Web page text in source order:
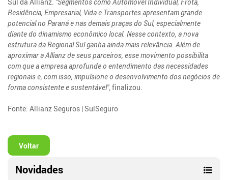
Residência, Empresarial, Vida e Transportes apresentam grande
potencial no Paraná e nas demais praças do Sul, especialmente
diante do dinamismo econômico local. Nesse contexto, a nova
estrutura da Regional Sul ganha ainda mais relevância. Além de
aproximar a Allianz de seus parceiros, esse movimento possibilita
com que a empresa aprofunde o entendimento das necessidades
regionais e, com isso, impulsione o desenvolvimento dos negócios de
forma consistente e sustentável", finalizou.
Fonte: Allianz Seguros | SulSeguro
Voltar
Novidades